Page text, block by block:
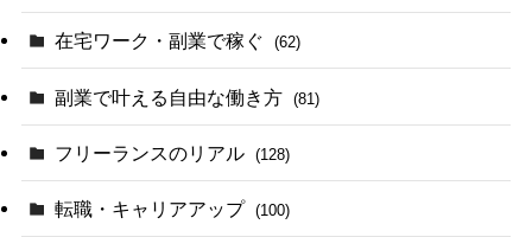
在宅ワーク・副業で稼ぐ (62)
副業で叶える自由な働き方 (81)
フリーランスのリアル (128)
転職・キャリアアップ (100)